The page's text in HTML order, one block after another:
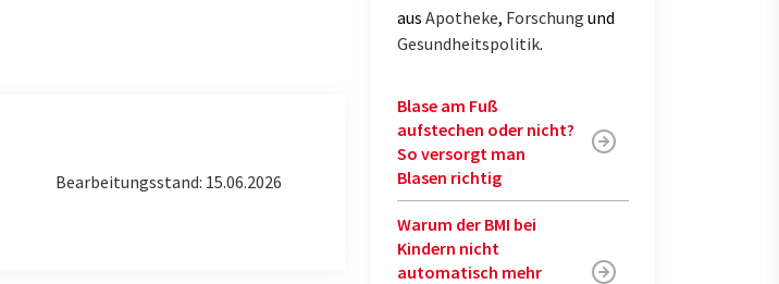
Bearbeitungsstand: 15.06.2026
aus Apotheke, Forschung und
Gesundheitspolitik.
Blase am Fuß
aufstechen oder nicht?
So versorgt man
Blasen richtig
Warum der BMI bei
Kindern nicht
automatisch mehr